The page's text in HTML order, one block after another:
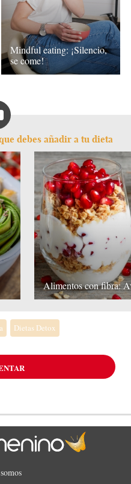
Mindful eating: ¡Silencio,
se come!
debes añadir a tu dieta
Alimentos con fibra:
Dietas Detox